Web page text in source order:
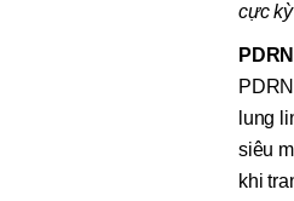
cực
lung
siêu
khi